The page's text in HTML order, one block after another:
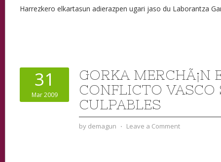
Harrezkero elkartasun adierazpen ugari jaso du Laborantza
31
Mar 2009
GORKA MERCHÃ¡N
CONFLICTO VASCO
CULPABLES
by demagun ⋅ Leave a Comment